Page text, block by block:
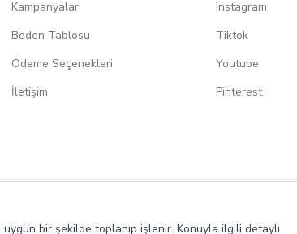
Kampanyalar
Beden Tablosu
Ödeme Seçenekleri
İletişim
Instagram
Tiktok
Youtube
Pinterest
bir şekilde toplanıp işlenir. Konuyla ilgili detaylı